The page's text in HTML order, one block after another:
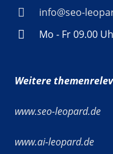
info@seo-
Mo - Fr 09.00
Weitere
www.seo-leopard.de
www.ai-leopard.de